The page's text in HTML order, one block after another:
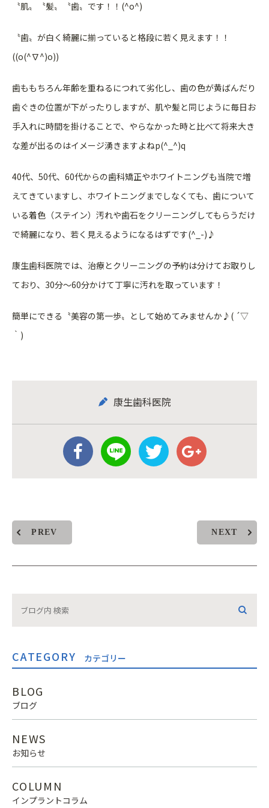
〝肌〟〝髪〟〝歯〟です！！(^o^)
〝歯〟が白く綺麗に揃っていると格段に若く見えます！！
((o(^∇^)o))
歯ももちろん年齢を重ねるにつれて劣化し、歯の色が黄ばんだり
歯ぐきの位置が下がったりしますが、肌や髪と同じように毎日お
手入れに時間を掛けることで、やらなかった時と比べて将来大き
な差が出るのはイメージ湧きますよねp(^_^)q
40代、50代、60代からの歯科矯正やホワイトニングも当院で増
えてきていますし、ホワイトニングまでしなくても、歯について
いる着色（ステイン）汚れや歯石をクリーニングしてもらうだけ
で綺麗になり、若く見えるようになるはずです(^_-)♪
康生歯科医院では、治療とクリーニングの予約は分けてお取りし
ており、30分〜60分かけて丁寧に汚れを取っています！
簡単にできる〝美容の第一歩〟として始めてみませんか♪( ´▽
｀)
康生歯科医院
PREV NEXT
CATEGORY カテゴリー
BLOG
ブログ
NEWS
お知らせ
COLUMN
インプラントコラム